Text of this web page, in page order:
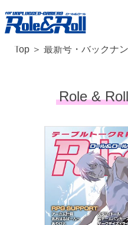
Top 最新号・バックナ
Role &